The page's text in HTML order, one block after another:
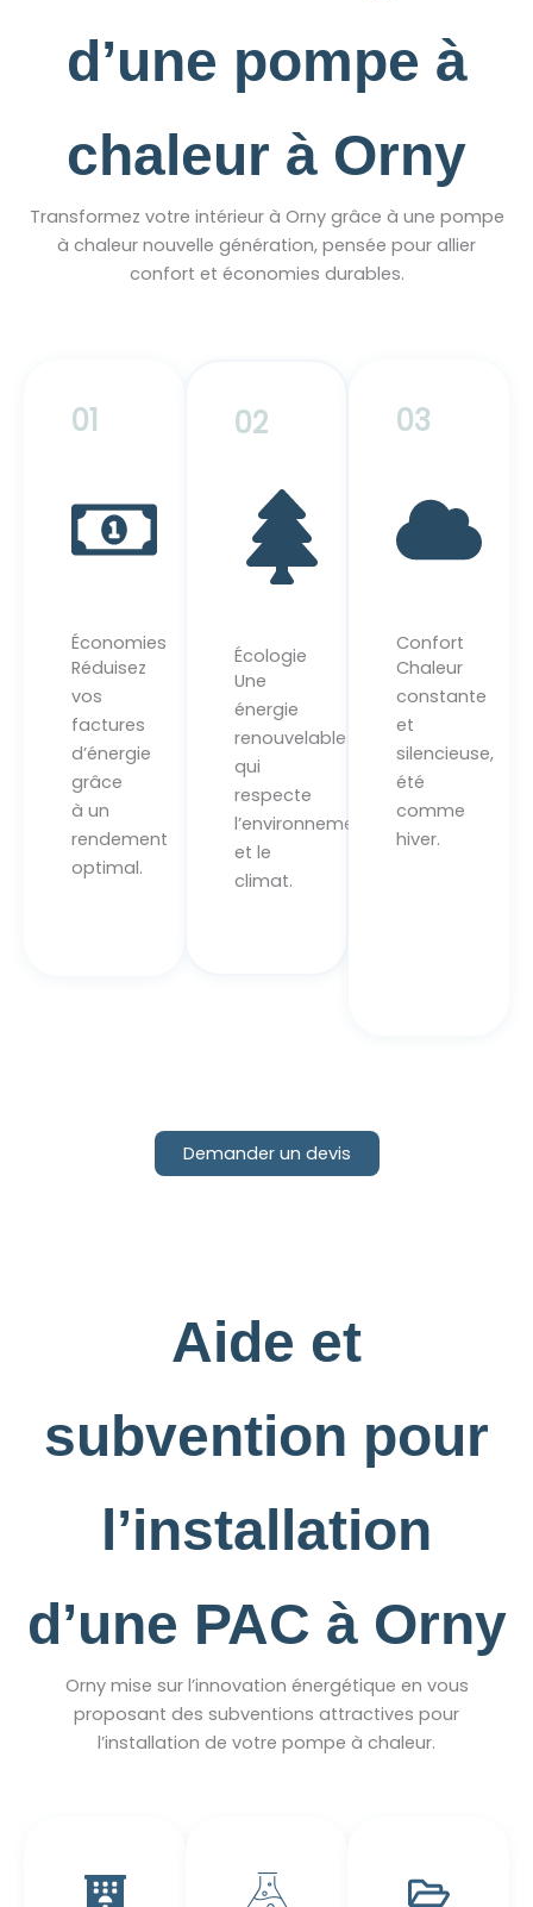
d’une pompe à
chaleur à Orny
Transformez votre intérieur à Orny grâce à une pompe
à chaleur nouvelle génération, pensée pour allier
confort et économies durables.
01
Économies
Réduisez
vos
factures
d’énergie
grâce
à un
rendement
optimal.
02
Écologie
Une
énergie
renouvelable
qui
respecte
l’environnement
et le
climat.
03
Confort
Chaleur
constante
et
silencieuse,
été
comme
hiver.
Demander un devis
Aide et
subvention pour
l’installation
d’une PAC à Orny
Orny mise sur l’innovation énergétique en vous
proposant des subventions attractives pour
l’installation de votre pompe à chaleur.